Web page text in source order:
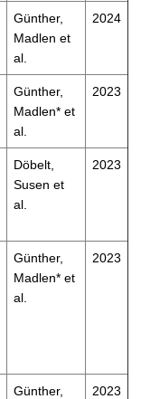
Günther,
Madlen et
al.
2024
Günther,
Madlen* et
al.
2023
Döbelt,
Susen et
al.
2023
Günther,
Madlen* et
al.
2023
Günther,
2023